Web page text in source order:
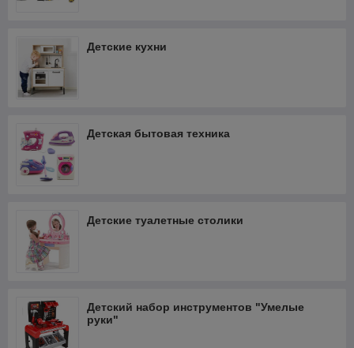
Детские кухни
Детская бытовая техника
Детские туалетные столики
Детский набор инструментов "Умелые
руки"